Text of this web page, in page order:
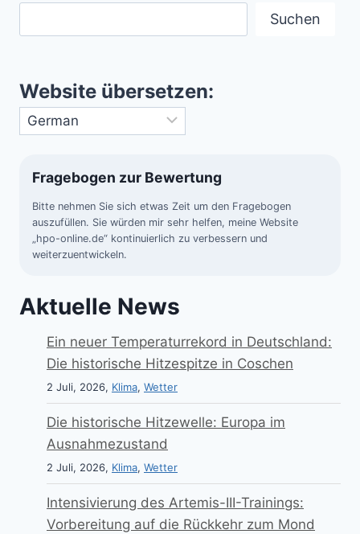
Suchen
Website übersetzen:
Fragebogen zur Bewertung
Bitte nehmen Sie sich etwas Zeit um den Fragebogen
auszufüllen. Sie würden mir sehr helfen, meine Website
„hpo-online.de“ kontinuierlich zu verbessern und
weiterzuentwickeln.
Aktuelle News
Ein neuer Temperaturrekord in Deutschland:
Die historische Hitzespitze in Coschen
2 Juli, 2026, Klima, Wetter
Die historische Hitzewelle: Europa im
Ausnahmezustand
2 Juli, 2026, Klima, Wetter
Intensivierung des Artemis-III-Trainings:
Vorbereitung auf die Rückkehr zum Mond